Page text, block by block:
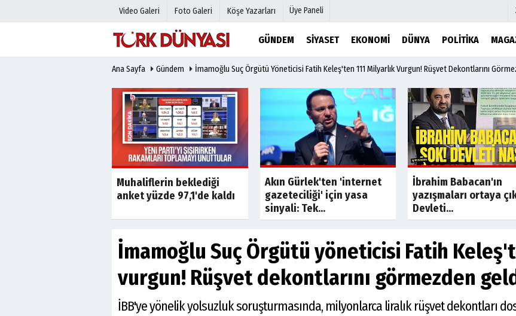
Video Galeri Foto Galeri Köşe Yazarları Üye Paneli
GÜNDEM SIYASET EKONOMI DÜNYA POLITIKA
Hava Durumu
Gazete Manşetleri
Anketler
Biyografiler
Köşe Yazarları
Video Galeri
Foto Galeri
Etkinlikler
Ana Sayfa Gündem İmamoğlu Suç Örgütü Yöneticisi Fatih Keleş'ten 111 Milyarlık Vurgun! Rüşvet Dekontlarını
Son Dakika
Muhaliflerin beklediği
anket yüzde 97,1'de kaldı
Akın Gürlek'ten 'internet
gazeteciliği' için yasa
sinyali: Tek...
Son
İbrahim Babacan'ın
yazışmaları ortaya
Devleti...
İmamoğlu Suç Örgütü yöneticisi Fatih
vurgun! Rüşvet dekontlarını görmezden
İBB'ye yönelik yolsuzluk soruşturmasında, milyonlarca liralık rüşvet dekontları